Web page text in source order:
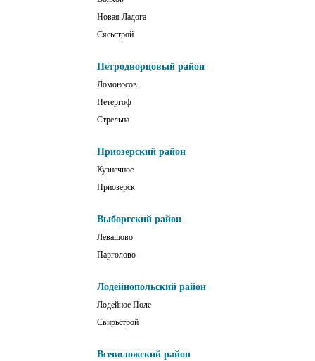
Новая Ладога
Сясьстрой
Петродворцовый район
Ломоносов
Петергоф
Стрельна
Приозерский район
Кузнечное
Приозерск
Выборгский район
Левашово
Парголово
Лодейнопольский район
Лодейное Поле
Свирьстрой
Всеволожский район